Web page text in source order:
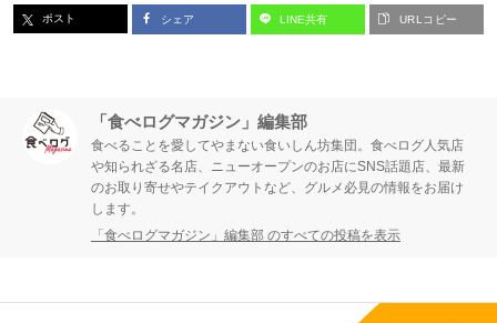
ポスト シェア LINE共有 URLコピー
「食べログマガジン」編集部
食べることを愛してやまない食いしん坊集団。食べログ人気店
や知られざる名店、ニューオープンのお店にSNS話題店、最新
のお取り寄せやテイクアウトなど、グルメ必見の情報をお届け
します。
「食べログマガジン」編集部 のすべての投稿を表示